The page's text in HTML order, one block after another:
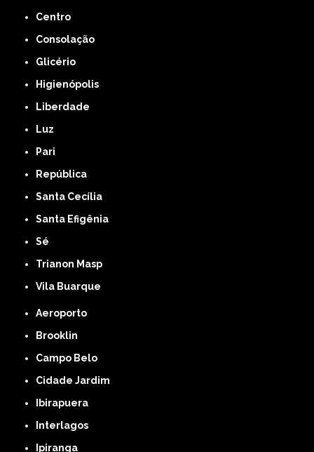
Centro
Consolação
Glicério
Higienópolis
Liberdade
Luz
Pari
República
Santa Cecília
Santa Efigênia
Sé
Trianon Masp
Vila Buarque
Aeroporto
Brooklin
Campo Belo
Cidade Jardim
Ibirapuera
Interlagos
Ipiranga